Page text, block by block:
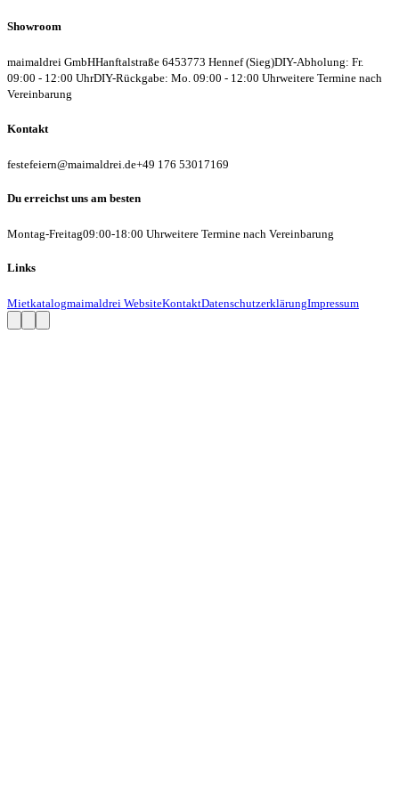
Showroom
maimaldrei GmbHHanftalstraße 6453773 Hennef (Sieg)DIY-Abholung: Fr.
09:00 - 12:00 UhrDIY-Rückgabe: Mo. 09:00 - 12:00 Uhrweitere Termine nach
Vereinbarung
Kontakt
festefeiern@maimaldrei.de+49 176 53017169
Du erreichst uns am besten
Montag-Freitag09:00-18:00 Uhrweitere Termine nach Vereinbarung
Links
Mietkatalogmaimaldrei WebsiteKontaktDatenschutzerklärungImpressum